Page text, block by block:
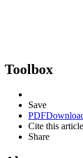
Toolbox
Save
PDF
Cite this article
Share